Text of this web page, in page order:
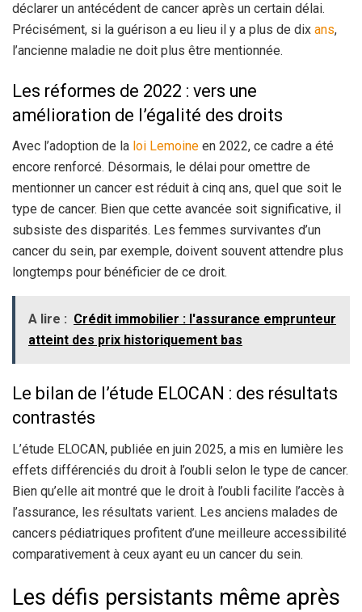
déclarer un antécédent de cancer après un certain délai.
Précisément, si la guérison a eu lieu il y a plus de dix ans,
l’ancienne maladie ne doit plus être mentionnée.
Les réformes de 2022 : vers une
amélioration de l’égalité des droits
Avec l’adoption de la loi Lemoine en 2022, ce cadre a été
encore renforcé. Désormais, le délai pour omettre de
mentionner un cancer est réduit à cinq ans, quel que soit le
type de cancer. Bien que cette avancée soit significative, il
subsiste des disparités. Les femmes survivantes d’un
cancer du sein, par exemple, doivent souvent attendre plus
longtemps pour bénéficier de ce droit.
A lire : Crédit immobilier : l'assurance emprunteur
atteint des prix historiquement bas
Le bilan de l’étude ELOCAN : des résultats
contrastés
L’étude ELOCAN, publiée en juin 2025, a mis en lumière les
effets différenciés du droit à l’oubli selon le type de cancer.
Bien qu’elle ait montré que le droit à l’oubli facilite l’accès à
l’assurance, les résultats varient. Les anciens malades de
cancers pédiatriques profitent d’une meilleure accessibilité
comparativement à ceux ayant eu un cancer du sein.
Les défis persistants même après